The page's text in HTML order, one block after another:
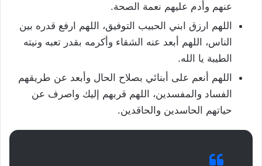
عنهم وأدم عليهم نعمة الصحة.
اللهم ارزق ابني الحبيب التوفيق، اللهم ارفع قدره بين
الناس، اللهم أبعد عنه الشقاء وأكرمه بقدر تعبه ونيته
الطيبة يا الله.
اللهم أنعم على أبنائي بصلاح الحال وأبعد عن طريقهم
الفساد والمفسدين، اللهم قربهم إليك واصرف عن
حياتهم الحاسدين والحاقدين.